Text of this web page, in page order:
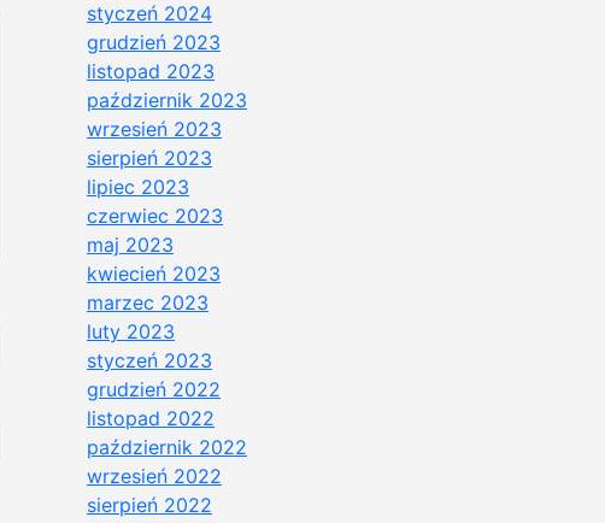
styczeń 2024
grudzień 2023
listopad 2023
październik 2023
wrzesień 2023
sierpień 2023
lipiec 2023
czerwiec 2023
maj 2023
kwiecień 2023
marzec 2023
luty 2023
styczeń 2023
grudzień 2022
listopad 2022
październik 2022
wrzesień 2022
sierpień 2022